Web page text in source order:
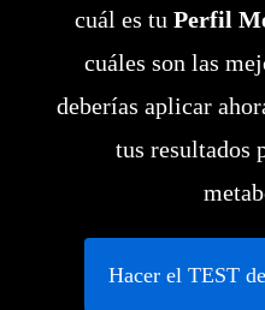
cuál es tu Perfil
cuáles son las
deberías aplicar
tus resultados
Hacer el TEST